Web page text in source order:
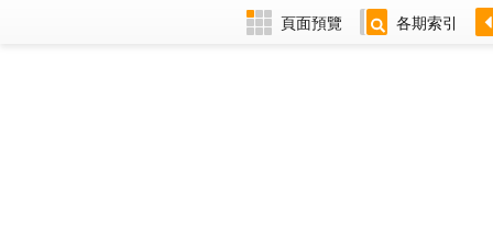
頁面預覽 各期索引